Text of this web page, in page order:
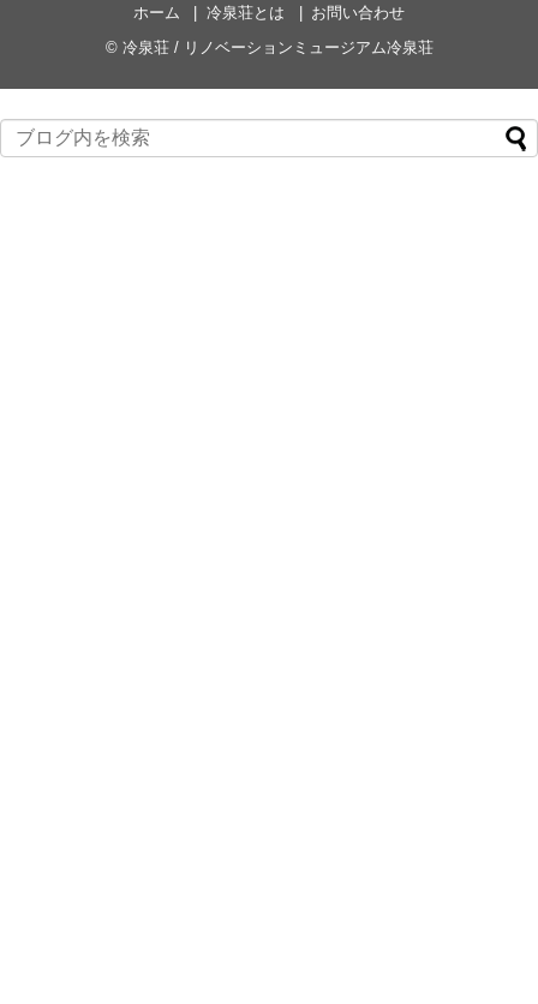
ホーム 冷泉荘とは
お問い合わせ
© 冷泉荘 / リノベーションミュージアム冷泉荘